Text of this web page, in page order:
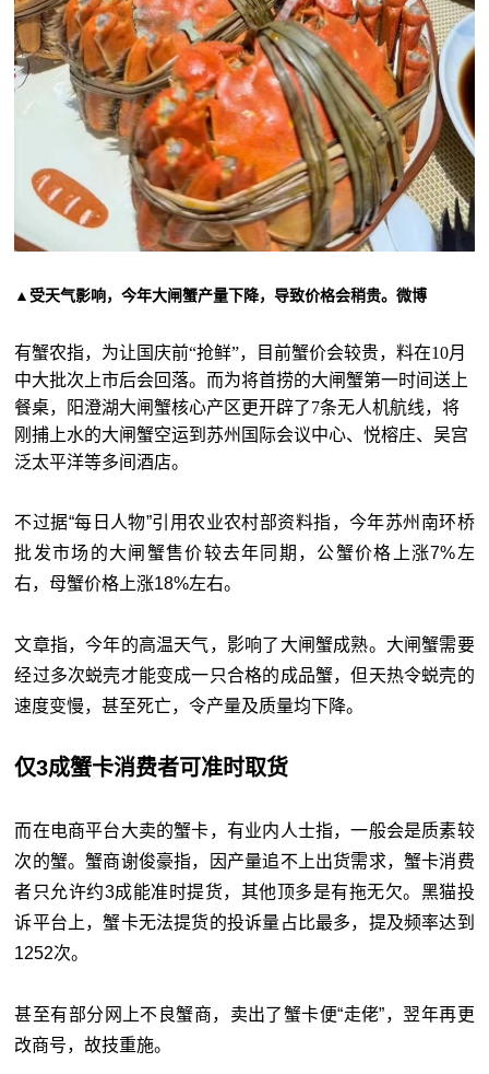
▲受天气影响，今年大闸蟹产量下降，导致价格会稍贵。微博
有蟹农指，为让国庆前“抢鲜”，目前蟹价会较贵，料在10月
中大批次上市后会回落。而为将首捞的大闸蟹第一时间送上
餐桌，阳澄湖大闸蟹核心产区更开辟了7条无人机航线，将
刚捕上水的大闸蟹空运到苏州国际会议中心、悦榕庄、吴宫
泛太平洋等多间酒店。
不过据“每日人物”引用农业农村部资料指，今年苏州南环桥
批发市场的大闸蟹售价较去年同期，公蟹价格上涨7%左
右，母蟹价格上涨18%左右。
文章指，今年的高温天气，影响了大闸蟹成熟。大闸蟹需要
经过多次蜕壳才能变成一只合格的成品蟹，但天热令蜕壳的
速度变慢，甚至死亡，令产量及质量均下降。
仅3成蟹卡消费者可准时取货
而在电商平台大卖的蟹卡，有业内人士指，一般会是质素较
次的蟹。蟹商谢俊豪指，因产量追不上出货需求，蟹卡消费
者只允许约3成能准时提货，其他顶多是有拖无欠。黑猫投
诉平台上，蟹卡无法提货的投诉量占比最多，提及频率达到
1252次。
甚至有部分网上不良蟹商，卖出了蟹卡便“走佬”，翌年再更
改商号，故技重施。